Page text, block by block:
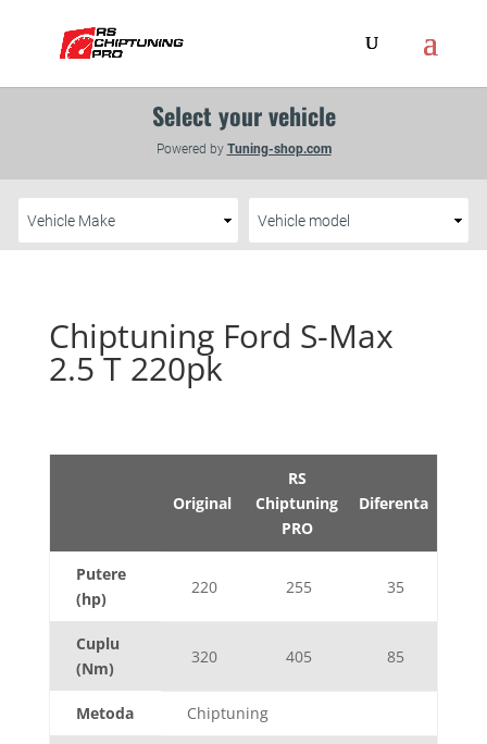
Chiptuning Ford S-Max
2.5 T 220pk
Original
RS
Chiptuning
PRO
Diferenta
Putere
(hp)
220 255 35
Cuplu
(Nm)
320 405 85
Metoda Chiptuning